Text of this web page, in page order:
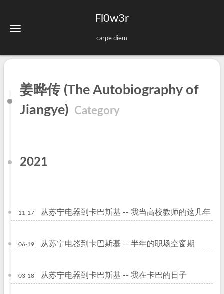
Fl0w3r
carpe diem
姜晔传 (The Autobiography of
Jiangye)
Category
2021
11-17 从苏宁电器到卡巴斯基 -- 我当高校教师的这几年
06-19 从苏宁电器到卡巴斯基 -- 半年的职场空窗期
03-18 从苏宁电器到卡巴斯基 -- 我在卡巴的日子